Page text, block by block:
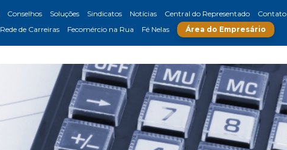
Conselhos Soluções Sindicatos Notícias Central do Representado
Contato
Rede de Carreiras Fecomércio na Rua Fé Nelas Área do Empresário